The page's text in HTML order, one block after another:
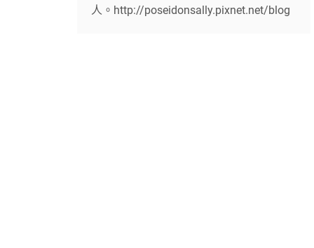
人。http://poseidonsally.pixnet.net/blog